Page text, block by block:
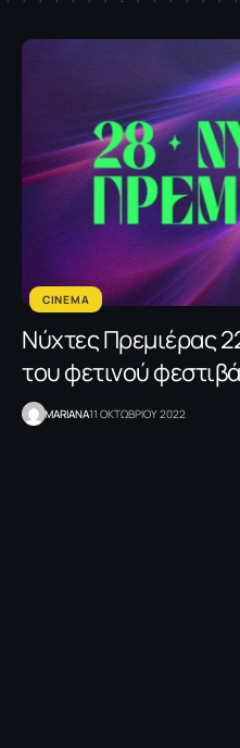
CINEMA
Νύχτες Πρεμιέρας
του φετινού
MARIANA11 ΟΚΤΩΒΡΙΟΥ 2022